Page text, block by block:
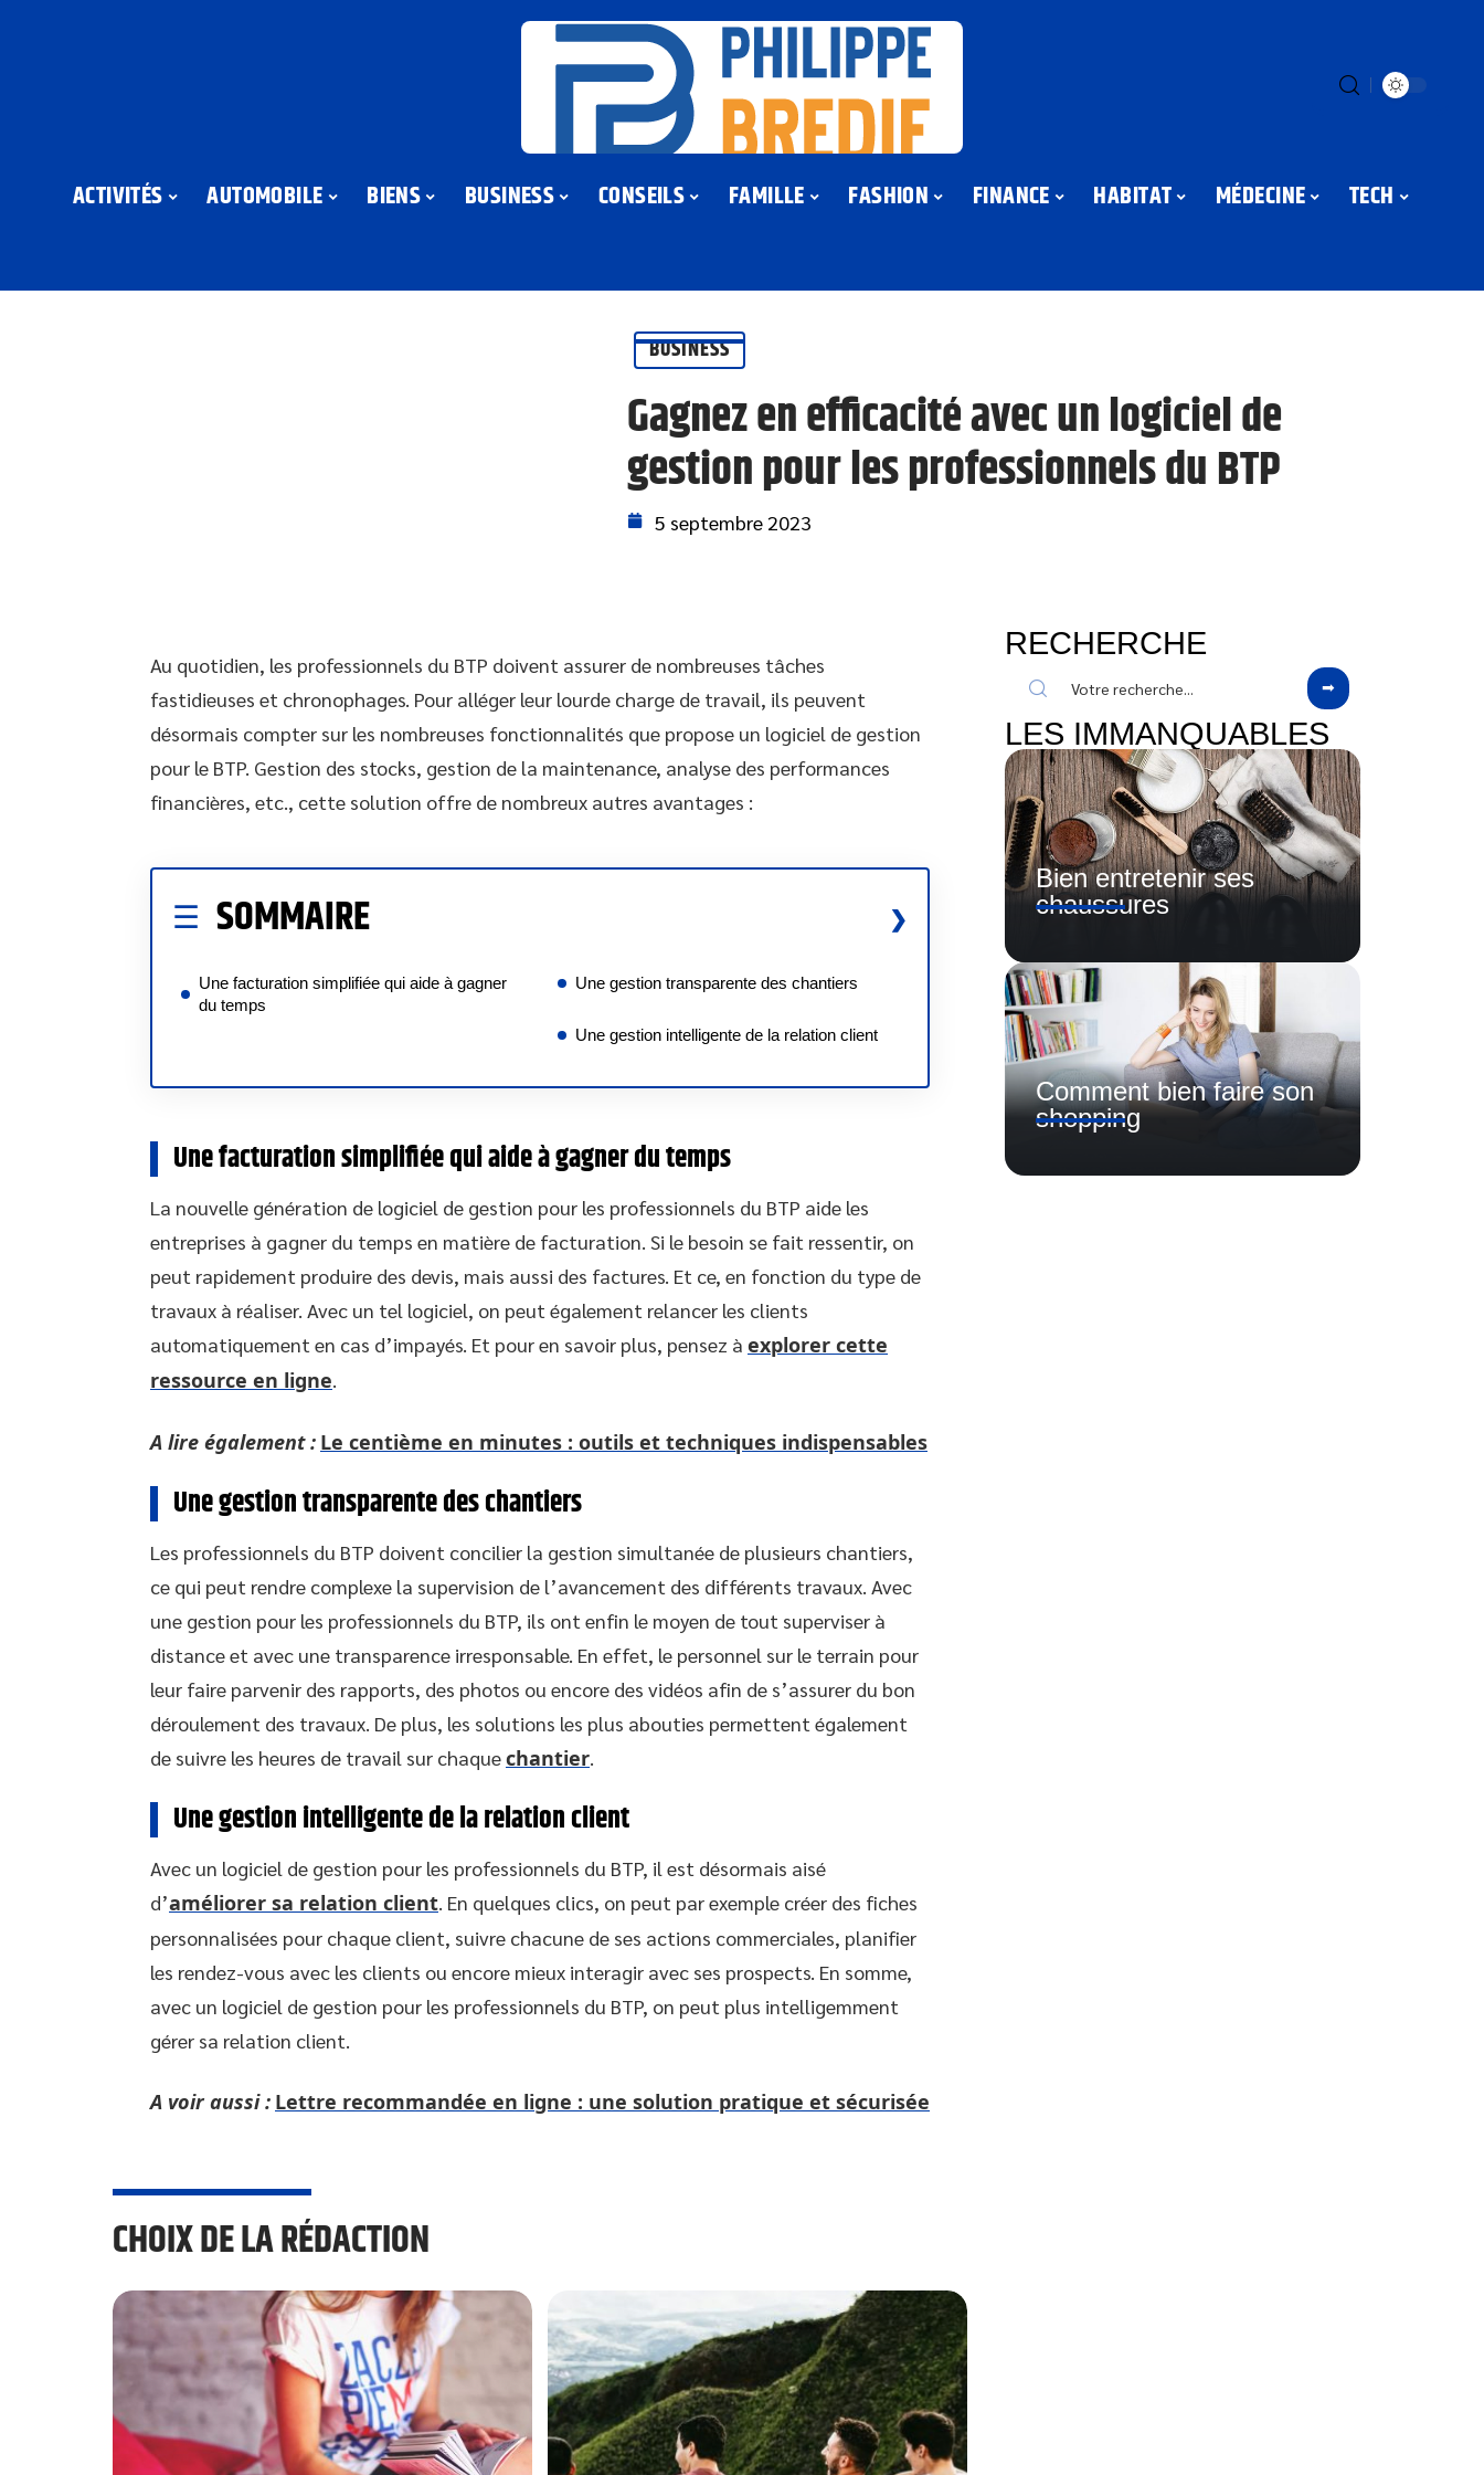
ACTIVITÉS AUTOMOBILE BIENS BUSINESS CONSEILS FAMILLE FASHION FINANCE HABITAT MÉDECINE TECH
BUSINESS
Gagnez en efficacité avec un logiciel de
gestion pour les professionnels du BTP
5 septembre 2023
Au quotidien, les professionnels du BTP doivent assurer de nombreuses tâches
fastidieuses et chronophages. Pour alléger leur lourde charge de travail, ils peuvent
désormais compter sur les nombreuses fonctionnalités que propose un logiciel de gestion
pour le BTP. Gestion des stocks, gestion de la maintenance, analyse des performances
financières, etc., cette solution offre de nombreux autres avantages :
SOMMAIRE
Une facturation simplifiée qui aide à gagner
du temps
Une gestion transparente des chantiers
Une gestion intelligente de la relation client
Une facturation simplifiée qui aide à gagner du temps
La nouvelle génération de logiciel de gestion pour les professionnels du BTP aide les
entreprises à gagner du temps en matière de facturation. Si le besoin se fait ressentir, on
peut rapidement produire des devis, mais aussi des factures. Et ce, en fonction du type de
travaux à réaliser. Avec un tel logiciel, on peut également relancer les clients
automatiquement en cas d’impayés. Et pour en savoir plus, pensez à explorer cette
ressource en ligne.
A lire également : Le centième en minutes : outils et techniques indispensables
Une gestion transparente des chantiers
Les professionnels du BTP doivent concilier la gestion simultanée de plusieurs chantiers,
ce qui peut rendre complexe la supervision de l’avancement des différents travaux. Avec
une gestion pour les professionnels du BTP, ils ont enfin le moyen de tout superviser à
distance et avec une transparence irresponsable. En effet, le personnel sur le terrain pour
leur faire parvenir des rapports, des photos ou encore des vidéos afin de s’assurer du bon
déroulement des travaux. De plus, les solutions les plus abouties permettent également
de suivre les heures de travail sur chaquechantier.
Une gestion intelligente de la relation client
Avec un logiciel de gestion pour les professionnels du BTP, il est désormais aisé
d’améliorer sa relation client. En quelques clics, on peut par exemple créer des fiches
personnalisées pour chaque client, suivre chacune de ses actions commerciales, planifier
les rendez-vous avec les clients ou encore mieux interagir avec ses prospects. En somme,
avec un logiciel de gestion pour les professionnels du BTP, on peut plus intelligemment
gérer sa relation client.
A voir aussi : Lettre recommandée en ligne : une solution pratique et sécurisée
CHOIX DE LA RÉDACTION
RECHERCHE
LES IMMANQUABLES
Bien entretenir ses
chaussures
Comment bien faire son
shopping